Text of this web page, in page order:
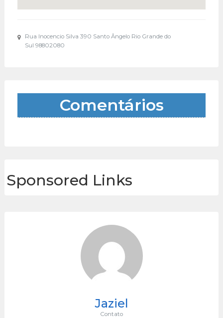
Rua Inocencio Silva 390 Santo Ângelo Rio Grande do
Sul 98802080
Comentários
Sponsored Links
Jaziel
Contato